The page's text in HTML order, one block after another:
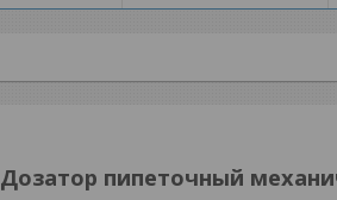
Дозатор пипеточный